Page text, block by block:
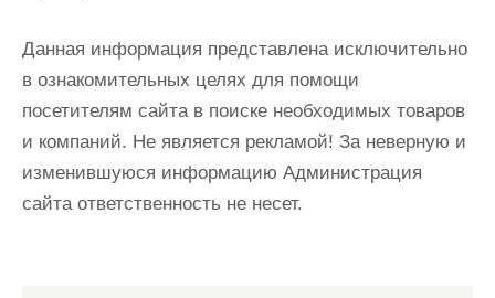
Данная информация представлена исключительно
в ознакомительных целях для помощи
посетителям сайта в поиске необходимых товаров
и компаний. Не является рекламой! За неверную и
изменившуюся информацию Администрация
сайта ответственность не несет.